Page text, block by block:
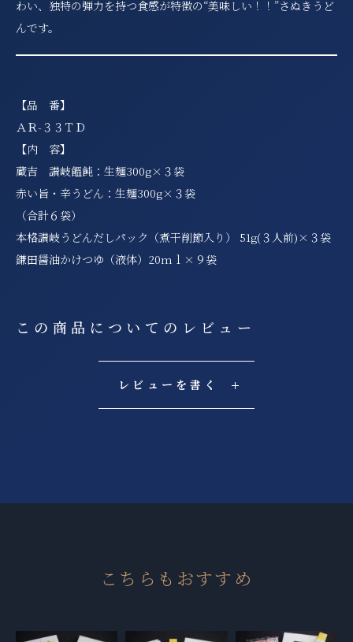
わい、独特の弾力を持つ食感が特徴の“美味しい！！”さぬきうど
んです。
【品 番】
ＡＲ-３３ＴＤ
【内 容】
蔵吉 讃岐饂飩：生麺300g×３袋
赤い旨・辛うどん：生麺300g×３袋
（合計６袋）
本格讃岐うどんだしパック（煮干削節入り） 51g(３人前)×３袋
鎌田醤油かけつゆ（液体）20mｌ×９袋
この商品についてのレビュー
レビューを書く
こちらもおすすめ